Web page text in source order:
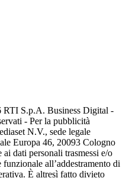
RTI S.p.A. Business Digital -
- Per la pubblicità
N.V., sede legale
Europa 46, 20093 Cologno
dati personali trasmessi e/o
all’addestramento di
È altresì fatto divieto